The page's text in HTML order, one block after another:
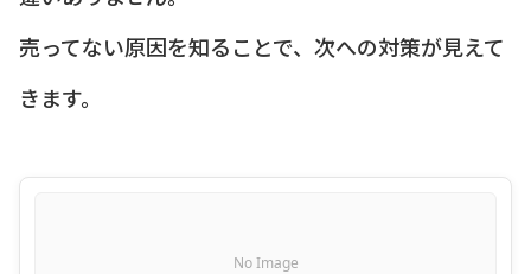
売ってない原因を知ることで、次への対策が見えて
きます。
No Image